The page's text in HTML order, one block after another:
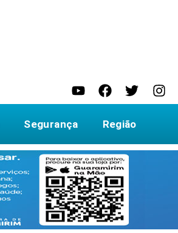
Segurança Região